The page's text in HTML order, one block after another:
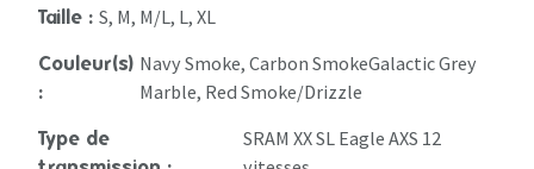
Taille : S, M, M/L, L, XL
Couleur(s)
:
Navy Smoke, Carbon SmokeGalactic Grey
Marble, Red Smoke/Drizzle
Type de
SRAM XX SL Eagle AXS 12